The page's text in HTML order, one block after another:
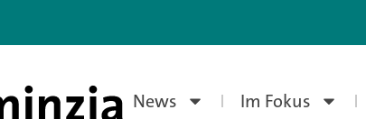
News Im Fokus